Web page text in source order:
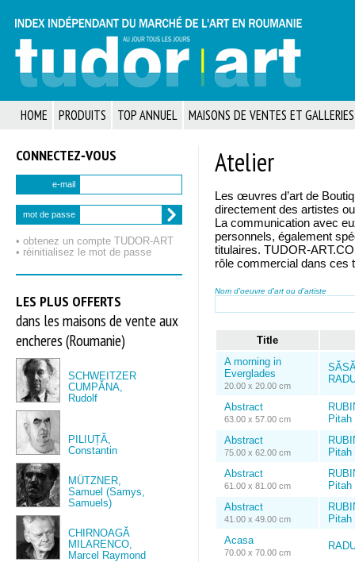
HOME PRODUITS TOP ANNUEL MAISONS DE VENTES ET GALLERIES
CONNECTEZ‑VOUS
e-mail
mot de passe
• obtenez un compte TUDOR‑ART
• réinitialisez le mot de passe
LES PLUS OFFERTS
dans les maisons de vente aux
encheres (Roumanie)
SCHWEITZER
CUMPĂNA,
Rudolf
PILIUȚĂ,
Constantin
MÜTZNER,
Samuel (Samys,
Samuels)
CHIRNOAGĂ
MILARENCO,
Marcel Raymond
Atelier
Les œuvres d’art de
directement des artistes
La communication avec
personnels, également
titulaires. TUDOR-
rôle commercial dans ces
Nom d'oeuvre d'art ou d'artiste
Title
A morning in
Everglades
20.00 x 20.00 cm
Abstract
63.00 x 57.00 cm
Pitah
Abstract
75.00 x 62.00 cm
Pitah
Abstract
61.00 x 81.00 cm
Pitah
Abstract
41.00 x 49.00 cm
Pitah
Acasa
70.00 x 70.00 cm